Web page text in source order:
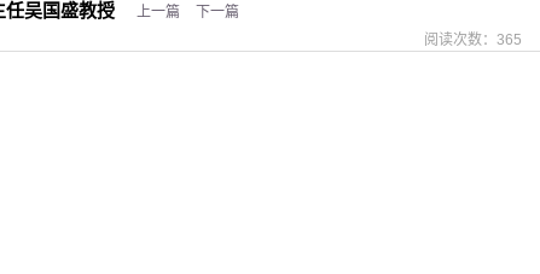
吴国盛教授 上一篇
下一篇
阅读次数： 365